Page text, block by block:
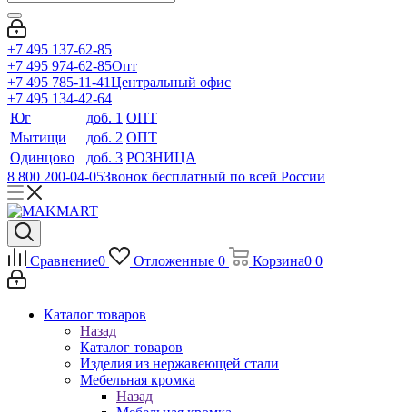
+7 495 137-62-85
+7 495 974-62-85Опт
+7 495 785-11-41Центральный офис
+7 495 134-42-64
Юг
доб. 1 ОПТ
Мытищи
доб. 2 ОПТ
Одинцово
доб. 3 РОЗНИЦА
8 800 200-04-05Звонок бесплатный по всей России
Сравнение0 Отложенные 0 Корзина0 0
Каталог товаров
Назад
Каталог товаров
Изделия из нержавеющей стали
Мебельная кромка
Назад